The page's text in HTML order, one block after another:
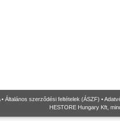
• Általános szerződési feltételek (ÁSZF) •
HESTORE Hungary Kft,